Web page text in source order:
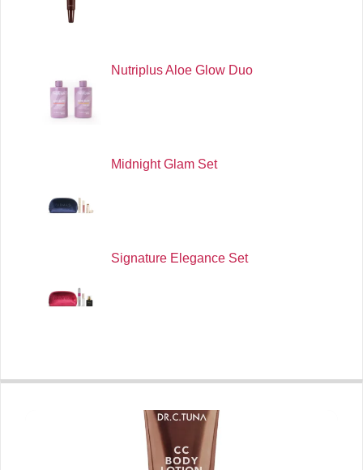
Nutriplus Aloe Glow Duo
Midnight Glam Set
Signature Elegance Set